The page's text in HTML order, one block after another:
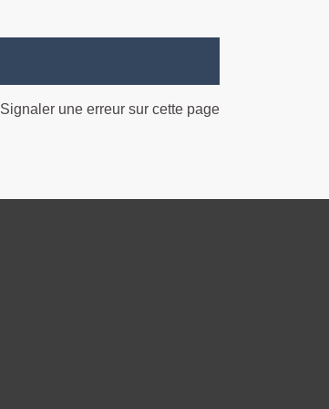
Signaler une erreur sur cette page